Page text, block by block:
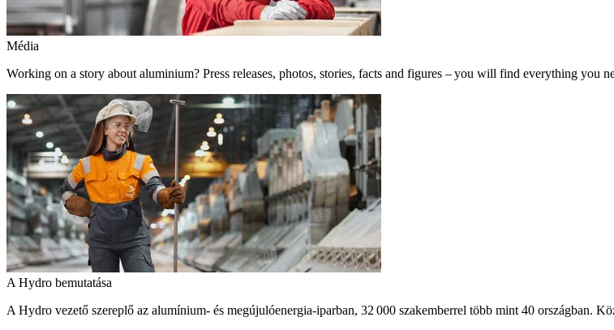
Média
Working on a story about aluminium? Press releases, photos, stories, facts and figures – you will find everything you
A Hydro bemutatása
A Hydro vezető szereplő az alumínium- és megújulóenergia‑iparban, 32 000 szakemberrel több mint 40 országban.